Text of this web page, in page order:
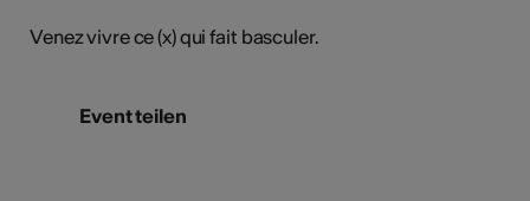
Venez vivre ce (x) qui fait basculer.
Event teilen